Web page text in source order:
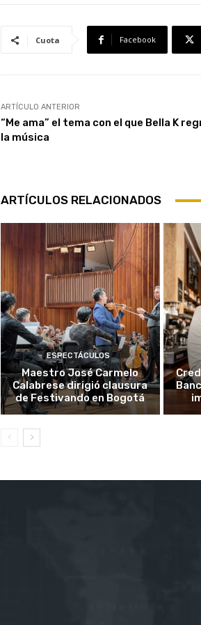
Cuota Facebook
ARTÍCULO ANTERIOR
“Me ama” el tema con el que Bella K
la música
ARTÍCULOS RELACIONADOS
ESPECTÁCULOS
Maestro José Carmelo
Calabrese dirigió clausura
de Festivando en Bogotá